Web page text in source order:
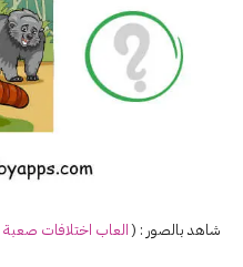
شاهد بالصور : (العاب اختلافات صعبة 2020 .. لعبة